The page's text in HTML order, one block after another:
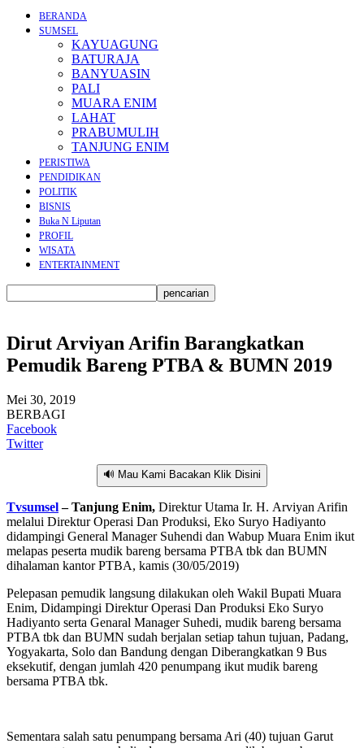
BERANDA
SUMSEL
KAYUAGUNG
BATURAJA
BANYUASIN
PALI
MUARA ENIM
LAHAT
PRABUMULIH
TANJUNG ENIM
PERISTIWA
PENDIDIKAN
POLITIK
BISNIS
Buka N Liputan
PROFIL
WISATA
ENTERTAINMENT
Dirut Arviyan Arifin Barangkatkan
Pemudik Bareng PTBA & BUMN 2019
Mei 30, 2019
BERBAGI
Facebook
Twitter
🔊 Mau Kami Bacakan Klik Disini
Tvsumsel– Tanjung Enim, Direktur Utama Ir. H. Arviyan Arifin
melalui Direktur Operasi Dan Produksi, Eko Suryo Hadiyanto
didampingi General Manager Suhendi dan Wabup Muara Enim ikut
melapas peserta mudik bareng bersama PTBA tbk dan BUMN
dihalaman kantor PTBA, kamis (30/05/2019)
Pelepasan pemudik langsung dilakukan oleh Wakil Bupati Muara
Enim, Didampingi Direktur Operasi Dan Produksi Eko Suryo
Hadiyanto serta Genaral Manager Suhedi, mudik bareng bersama
PTBA tbk dan BUMN sudah berjalan setiap tahun tujuan, Padang,
Yogyakarta, Solo dan Bandung dengan Diberangkatkan 9 Bus
eksekutif, dengan jumlah 420 penumpang ikut mudik bareng
bersama PTBA tbk.
Sementara salah satu penumpang bersama Ari (40) tujuan Garut